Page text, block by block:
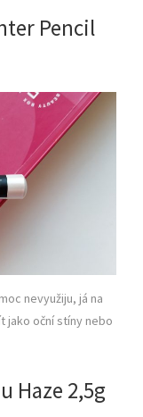
Pencil
nevyužiju, já na
jako oční stíny nebo
Haze 2,5g